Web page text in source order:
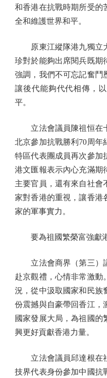
和香港在抗戰時期所受的
全和維護世界和平。
原東江縱隊港九獨立
珍對於能夠出席閱兵既期
強調，我們不可忘記奮鬥
讓後代能夠代代相傳，
平。
立法會議員陳祖恒在十
北京參加抗戰勝利70周年
特區代表團成員再次參加
港文匯報表示內心充滿期
主要官員，還有來自社會
家對香港的重視，讓香港
家的軍事實力。
要為祖國繁榮富強獻
立法會商界（第三）
赴京觀禮，心情非常激動
況，從中汲取國家和民族
份震撼與自豪帶回香江，
國家發展大局，為祖國的
興更好貢獻香港力量。
立法會議員邱達根在
技界代表身份參加中國抗